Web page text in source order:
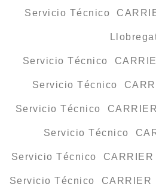
Servicio Técnico
Servicio Técnico
Servicio Técnico
Servicio Técnico
Servicio Técnico
Servicio Técnico
Servicio Técnico CARRIER